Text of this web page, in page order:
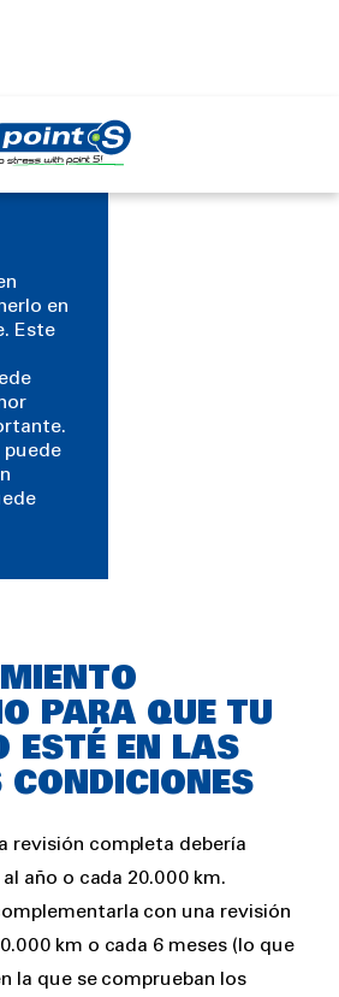
en
Este
puede
PARA QUE TU
ESTÉ EN LAS
CONDICIONES
revisión completa debería
año o cada 20.000 km.
con una revisión
km o cada 6 meses (lo que
la que se comprueban los